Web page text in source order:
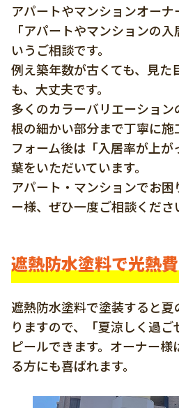
アパートやマンションオー
「アパートやマンションの
いうご相談です。
例え築年数が古くても、見た
も、大丈夫です。
多くのカラーバリエーショ
根の細かい部分まで丁寧に施
フォーム後は「入居率が上
葉をいただいています。
アパート・マンションでお
ー様、ぜひ一度ご相談くださ
遮熱防水塗料で光熱
遮熱防水塗料で塗装すると
りますので、「夏涼しく過
ピールできます。オーナー
る方にも喜ばれます。